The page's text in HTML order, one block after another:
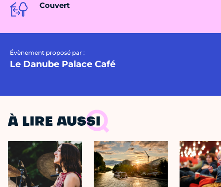
Couvert
Évènement proposé par :
Le Danube Palace Café
À LIRE AUSSI